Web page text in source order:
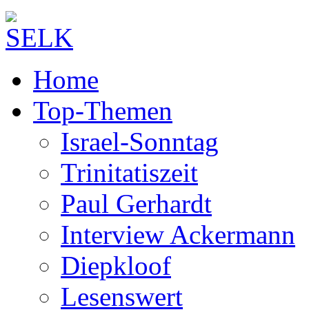
Home
Top-Themen
Israel-Sonntag
Trinitatiszeit
Paul Gerhardt
Interview Ackermann
Diepkloof
Lesenswert